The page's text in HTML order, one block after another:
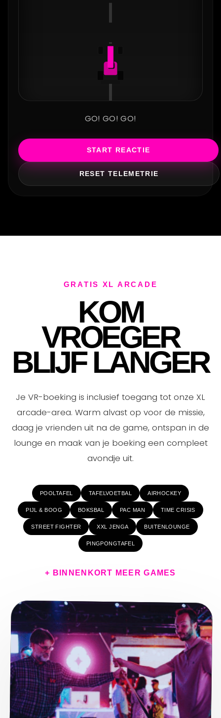
GO! GO! GO!
START REACTIE
RESET TELEMETRIE
GRATIS XL ARCADE
KOM
VROEGER
BLIJF LANGER
Je VR-boeking is inclusief toegang tot onze XL
arcade-area. Warm alvast op voor de missie,
daag je vrienden uit na de game, ontspan in de
lounge en maak van je boeking een compleet
avondje uit.
POOLTAFEL TAFELVOETBAL AIRHOCKEY
PIJL & BOOG BOKSBAL PAC MAN TIME CRISIS
STREET FIGHTER XXL JENGA BUITENLOUNGE
PINGPONGTAFEL
+ BINNENKORT MEER GAMES